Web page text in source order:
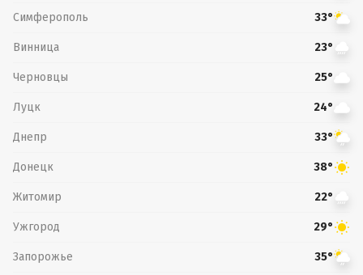
Симферополь 33°
Винница 23°
Черновцы 25°
Луцк 24°
Днепр 33°
Донецк 38°
Житомир 22°
Ужгород 29°
Запорожье 35°